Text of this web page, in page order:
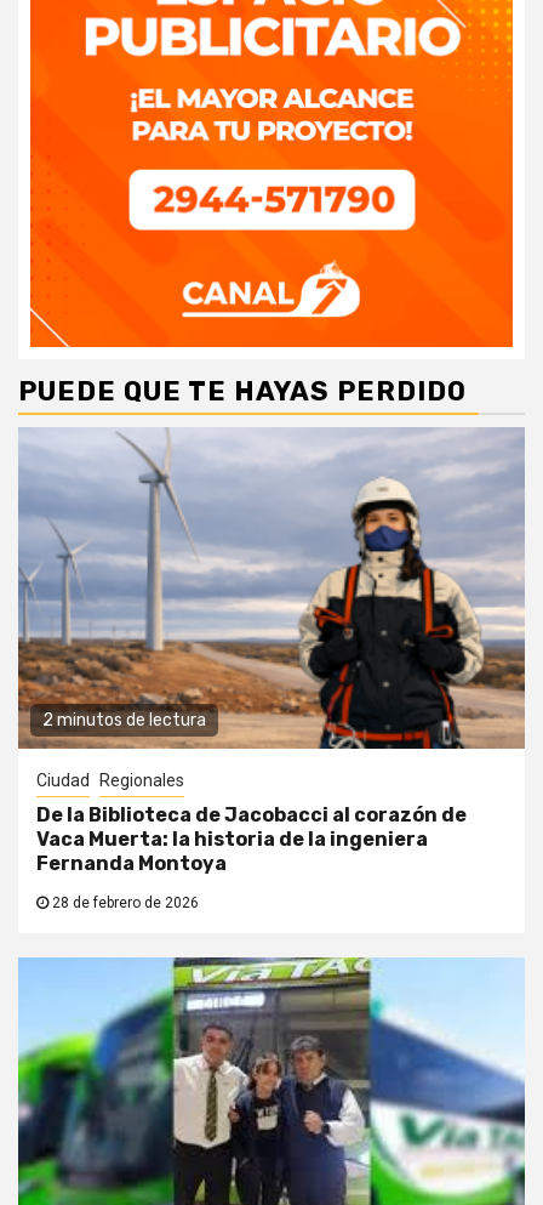
PUEDE QUE TE HAYAS PERDIDO
2 minutos de lectura
Ciudad Regionales
De la Biblioteca de Jacobacci al corazón de
Vaca Muerta: la historia de la ingeniera
Fernanda Montoya
28 de febrero de 2026